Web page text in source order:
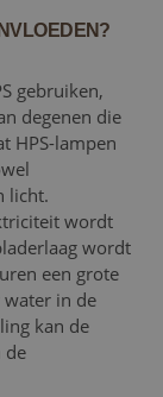
gebruiken,
degenen die
HPS-lampen
licht.
wordt
wordt
een grote
water in de
kan de
de